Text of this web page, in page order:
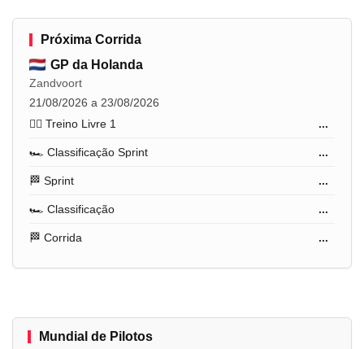
Próxima Corrida
GP da Holanda
Zandvoort
21/08/2026 a 23/08/2026
🏋️‍♂️ Treino Livre 1
...
🏎️ Classificação Sprint ...
🏁 Sprint ...
🏎️ Classificação ...
🏁 Corrida ...
Mundial de Pilotos